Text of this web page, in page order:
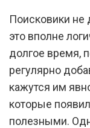
Поисковики
это вполне
долгое время,
регулярно
кажутся им
которые
полезными.